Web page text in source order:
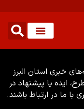
خبری استان البرز
ایده یا پیشنهاد در
با ما در ارتباط باشند.